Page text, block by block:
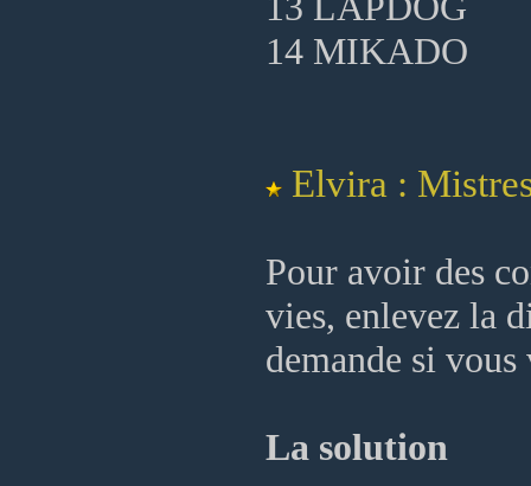
14 MIKADO
Elvira :
Pour avoir des
vies, enlevez la
demande si
La solution